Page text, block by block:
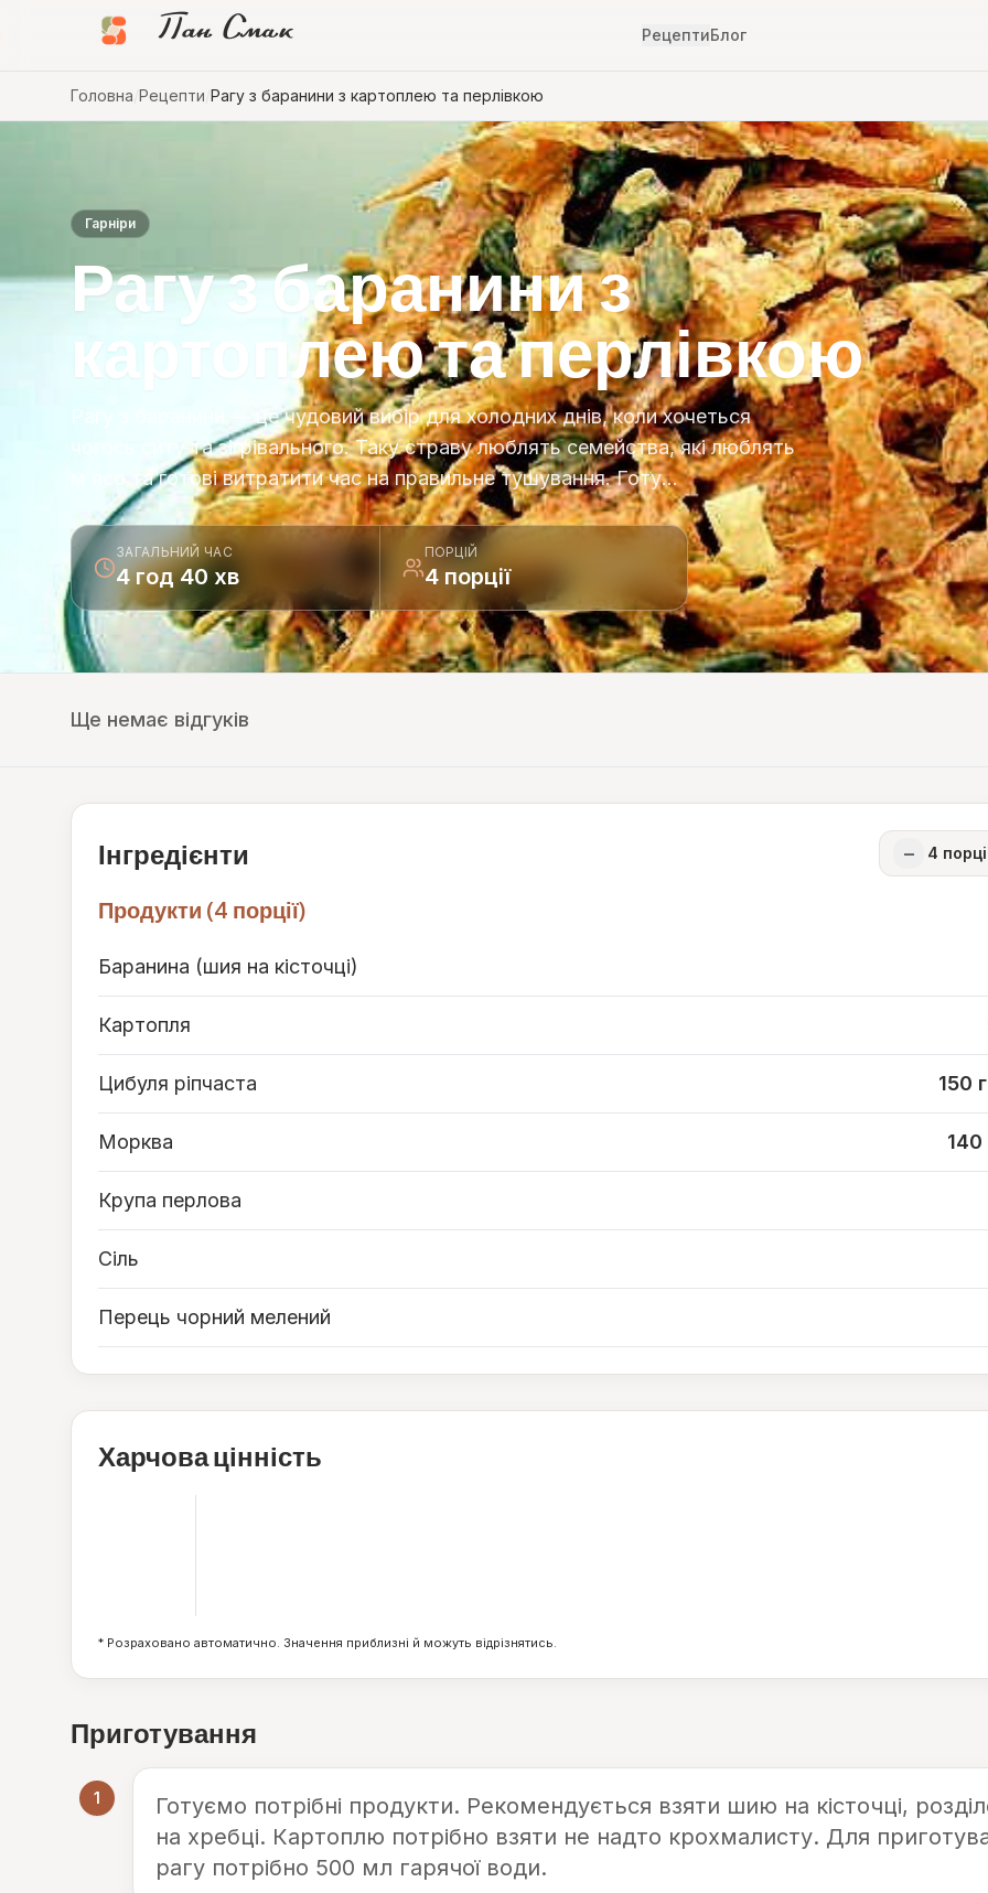
Пан Смак РецептиБлог
Головна Рецепти Рагу з баранини з картоплею та перлівкою
Гарніри
Рагу з баранини з
картоплею та перлівкою
Рагу з баранини — це чудовий вибір для холодних днів, коли хочеться
чогось ситу та зігрівального. Таку страву люблять семейства, які люблять
м'ясо та готові витратити час на правильне тушування. Готу…
ЗАГАЛЬНИЙ ЧАС
4 год 40 хв
ПОРЦІЙ
4 порції
Ще немає відгуків
Інгредієнти − 4
Продукти (4 порції)
Баранина (шия на кісточці)
Картопля
Цибуля ріпчаста 150
Морква 140
Крупа перлова
Сіль
Перець чорний мелений
Харчова цінність
* Розраховано автоматично. Значення приблизні й можуть відрізнятись.
Приготування
1
Готуємо потрібні продукти. Рекомендується взяти шию на кісточці,
на хребці. Картоплю потрібно взяти не надто крохмалисту. Для
рагу потрібно 500 мл гарячої води.